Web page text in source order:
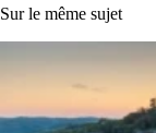
Sur le même sujet